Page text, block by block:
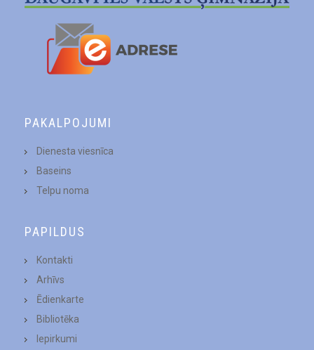
PAKALPOJUMI
Dienesta viesnīca
Baseins
Telpu noma
PAPILDUS
Kontakti
Arhīvs
Ēdienkarte
Bibliotēka
Iepirkumi